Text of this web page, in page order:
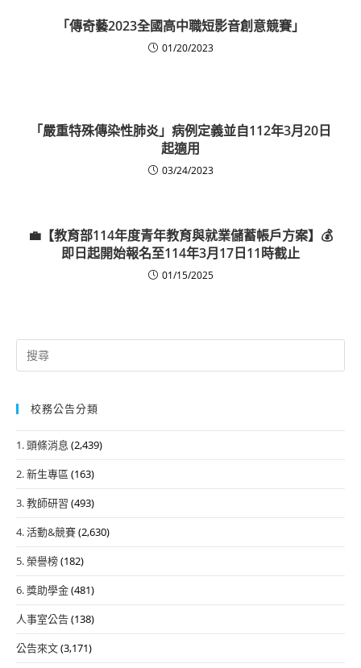
「傳奇藝2023全國高中職短影音創意競賽」
01/20/2023
「嚴重特殊傳染性肺炎」病例定義並自112年3月20日
起適用
03/24/2023
💼【教育部114年度青年教育與就業儲蓄帳戶方案】💰
即日起開始報名至114年3月17日11時截止
01/15/2025
Search
for:
校務公告分類
1. 頭條消息 (2,439)
2. 新生專區 (163)
3. 教師研習 (493)
4. 活動&競賽(2,630)
5. 榮譽榜(182)
6. 獎助學金(481)
人事室公告(138)
公告來文(3,171)